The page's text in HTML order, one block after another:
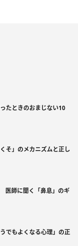
たときのおまじない10
そ」のメカニズムと正し
医師に聞く「鼻息」のギ
でもよくなる心理」の正